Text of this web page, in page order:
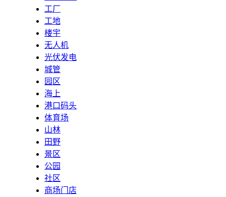
工厂
工地
楼宇
无人机
光伏发电
城管
园区
海上
港口码头
体育场
山林
田野
景区
公园
社区
商场门店